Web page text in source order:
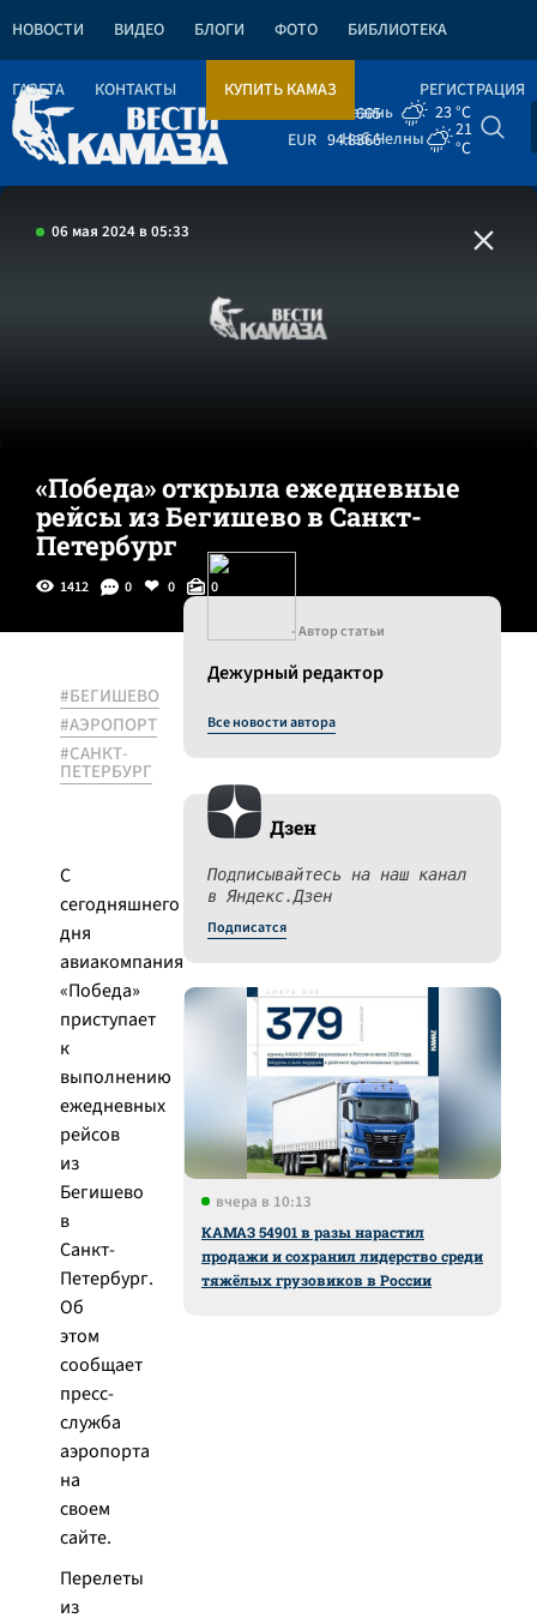
НОВОСТИ ВИДЕО БЛОГИ ФОТО БИБЛИОТЕКА
ГАЗЕТА КОНТАКТЫ КУПИТЬ КАМАЗ
РЕГИСТРАЦИЯ
82.1665
EUR 94.8366
Казань
23 °C
Наб.Челны
21
°C
06 мая 2024 в 05:33
«Победа» открыла ежедневные
рейсы из Бегишево в Санкт-
Петербург
1412 0 0 0
#БЕГИШЕВО
#АЭРОПОРТ
#САНКТ-
ПЕТЕРБУРГ
С
сегодняшнего
дня
авиакомпания
«Победа»
приступает
к
выполнению
ежедневных
рейсов
из
Бегишево
в
Санкт-
Петербург.
Об
этом
сообщает
пресс-
служба
аэропорта
на
своем
сайте.
Перелеты
из
- Автор статьи
Дежурный редактор
Все новости автора
Дзен
Подписывайтесь на наш канал
в Яндекс.Дзен
Подписатся
вчера в 10:13
КАМАЗ 54901 в разы нарастил
продажи и сохранил лидерство среди
тяжёлых грузовиков в России